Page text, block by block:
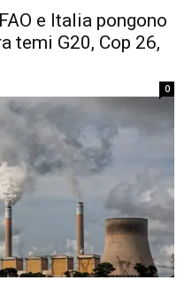
e Italia pongono
temi G20, Cop 26,
0